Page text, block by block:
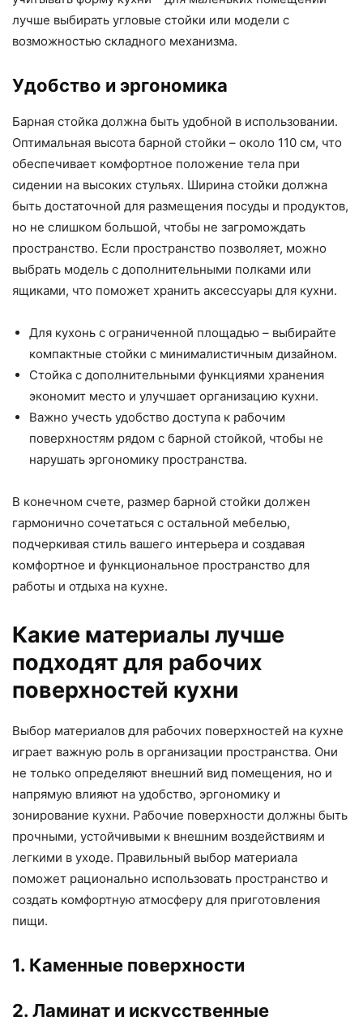
лучше выбирать угловые стойки или модели с
возможностью складного механизма.
Удобство и эргономика
Барная стойка должна быть удобной в использовании.
Оптимальная высота барной стойки – около 110 см, что
обеспечивает комфортное положение тела при
сидении на высоких стульях. Ширина стойки должна
быть достаточной для размещения посуды и продуктов,
но не слишком большой, чтобы не загромождать
пространство. Если пространство позволяет, можно
выбрать модель с дополнительными полками или
ящиками, что поможет хранить аксессуары для кухни.
Для кухонь с ограниченной площадью – выбирайте
компактные стойки с минималистичным дизайном.
Стойка с дополнительными функциями хранения
экономит место и улучшает организацию кухни.
Важно учесть удобство доступа к рабочим
поверхностям рядом с барной стойкой, чтобы не
нарушать эргономику пространства.
В конечном счете, размер барной стойки должен
гармонично сочетаться с остальной мебелью,
подчеркивая стиль вашего интерьера и создавая
комфортное и функциональное пространство для
работы и отдыха на кухне.
Какие материалы лучше
подходят для рабочих
поверхностей кухни
Выбор материалов для рабочих поверхностей на кухне
играет важную роль в организации пространства. Они
не только определяют внешний вид помещения, но и
напрямую влияют на удобство, эргономику и
зонирование кухни. Рабочие поверхности должны быть
прочными, устойчивыми к внешним воздействиям и
легкими в уходе. Правильный выбор материала
поможет рационально использовать пространство и
создать комфортную атмосферу для приготовления
пищи.
1. Каменные поверхности
2. Ламинат и искусственные